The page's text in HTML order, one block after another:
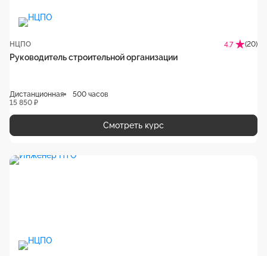
НЦПО 4.7 (20)
Руководитель строительной организации
Дистанционная
500 часов
15 850 ₽
Смотреть курс